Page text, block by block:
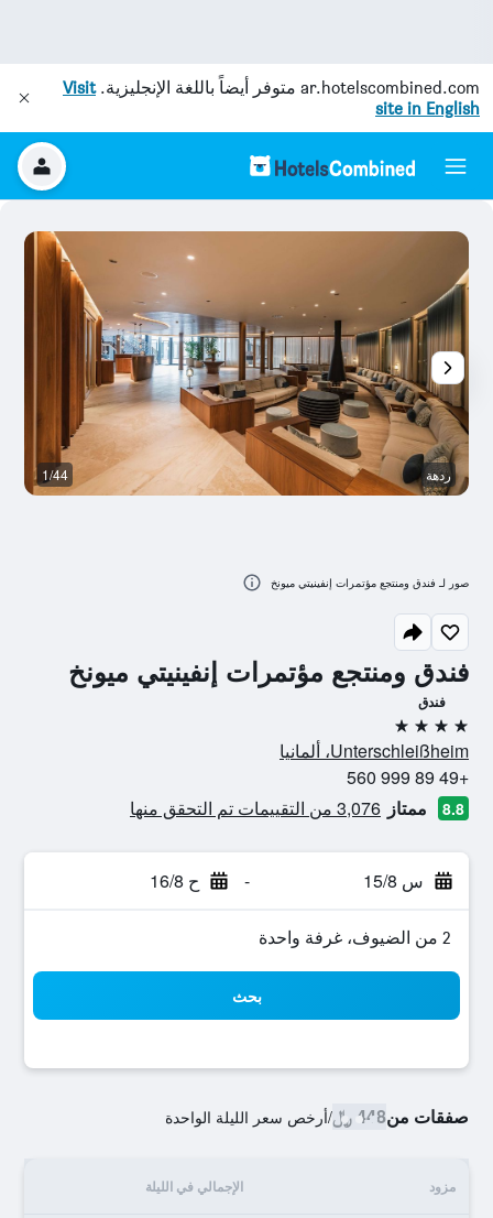
ar.hotelscombined.com متوفر أيضاً باللغة الإنجليزية.Visit
site in English
فندق ومنتجع مؤتمرات إنفينيتي ميونخ
فندق
4 نجوم
Unterschleißheim، ألمانيا
+49 89 999 560
8.8 ممتاز 3,076 من التقييمات تم التحقق منها
س 15/8 - ح 16/8
2 من الضيوف، غرفة واحدة
بحث
صفقات من448 ﷼ /أرخص سعر الليلة الواحدة
مزود الإجمالي في الليلة
ردهة 1/44
صور لـ فندق ومنتجع مؤتمرات إنفينيتي ميونخ